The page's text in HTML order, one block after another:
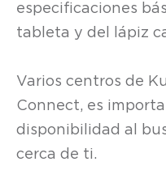
especificaciones
tableta y del lápiz
Varios centros de
Connect, es
disponibilidad al
cerca de ti.